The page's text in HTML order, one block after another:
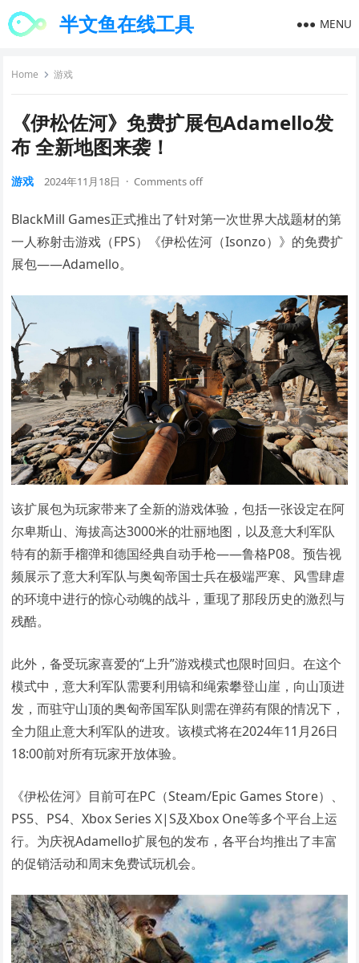
半文鱼在线工具 MENU
Home 游戏
《伊松佐河》免费扩展包Adamello发
布 全新地图来袭！
游戏 2024年11月18日 · Comments off
BlackMill Games正式推出了针对第一次世界大战题材的第
一人称射击游戏（FPS）《伊松佐河（Isonzo）》的免费扩
展包——Adamello。
该扩展包为玩家带来了全新的游戏体验，包括一张设定在阿
尔卑斯山、海拔高达3000米的壮丽地图，以及意大利军队
特有的新手榴弹和德国经典自动手枪——鲁格P08。预告视
频展示了意大利军队与奥匈帝国士兵在极端严寒、风雪肆虐
的环境中进行的惊心动魄的战斗，重现了那段历史的激烈与
残酷。
此外，备受玩家喜爱的“上升”游戏模式也限时回归。在这个
模式中，意大利军队需要利用镐和绳索攀登山崖，向山顶进
发，而驻守山顶的奥匈帝国军队则需在弹药有限的情况下，
全力阻止意大利军队的进攻。该模式将在2024年11月26日
18:00前对所有玩家开放体验。
《伊松佐河》目前可在PC（Steam/Epic Games Store）、
PS5、PS4、Xbox Series X|S及Xbox One等多个平台上运
行。为庆祝Adamello扩展包的发布，各平台均推出了丰富
的促销活动和周末免费试玩机会。